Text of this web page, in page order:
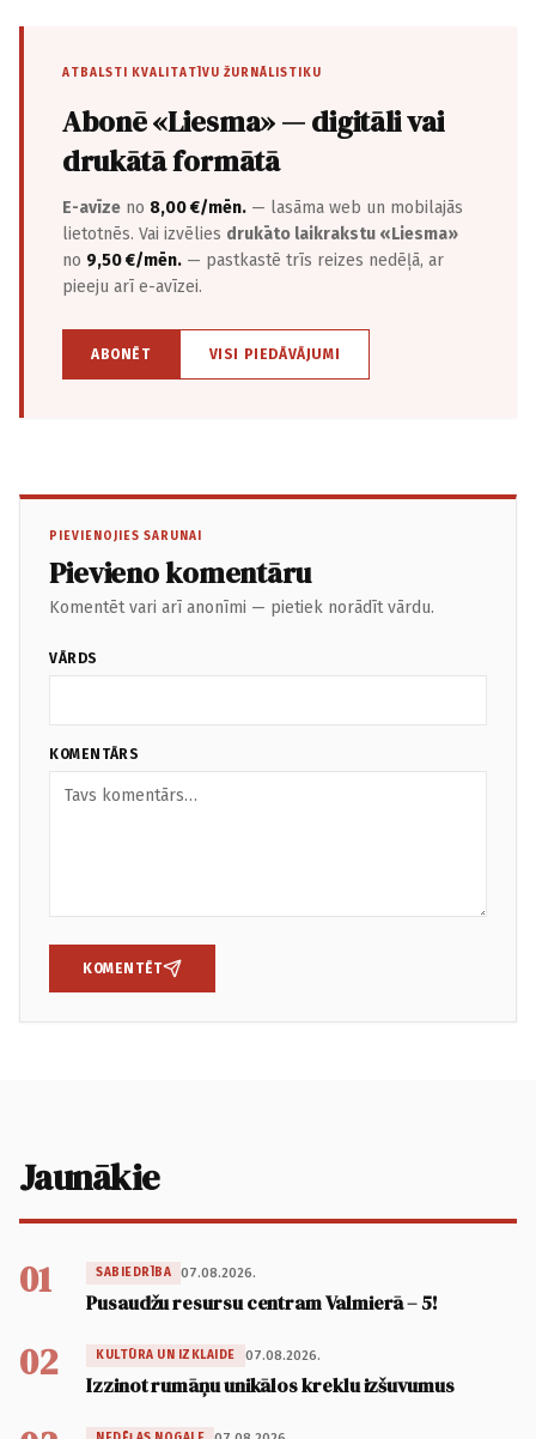
ATBALSTI KVALITATĪVU ŽURNĀLISTIKU
Abonē «Liesma» — digitāli vai
drukātā formātā
E-avīze no 8,00 €/mēn. — lasāma web un mobilajās
lietotnēs. Vai izvēlies drukāto laikrakstu «Liesma»
no 9,50 €/mēn. — pastkastē trīs reizes nedēļā, ar
pieeju arī e-avīzei.
ABONĒT VISI PIEDĀVĀJUMI
PIEVIENOJIES SARUNAI
Pievieno komentāru
Komentēt vari arī anonīmi — pietiek norādīt vārdu.
VĀRDS
KOMENTĀRS
KOMENTĒT
Jaunākie
01 SABIEDRĪBA 07.08.2026.
Pusaudžu resursu centram Valmierā – 5!
02 KULTŪRA UN IZKLAIDE 07.08.2026.
Izzinot rumāņu unikālos kreklu izšuvumus